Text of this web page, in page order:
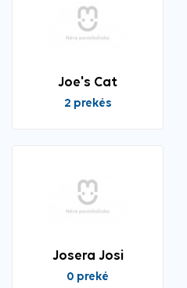
Joe's Cat
2 prekės
Josera Josi
0 prekė